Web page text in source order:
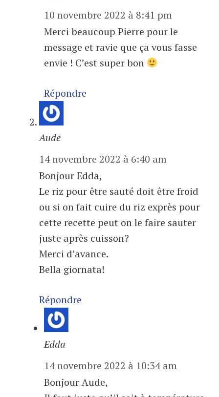
10 novembre 2022 à 8:41 pm
Merci beaucoup Pierre pour le
message et ravie que ça vous fasse
envie ! C’est super bon
Répondre
Aude
14 novembre 2022 à 6:40 am
Bonjour Edda,
Le riz pour être sauté doit être froid
ou si on fait cuire du riz exprès pour
cette recette peut on le faire sauter
juste après cuisson?
Merci d’avance.
Bella giornata!
Répondre
Edda
14 novembre 2022 à 10:34 am
Bonjour Aude,